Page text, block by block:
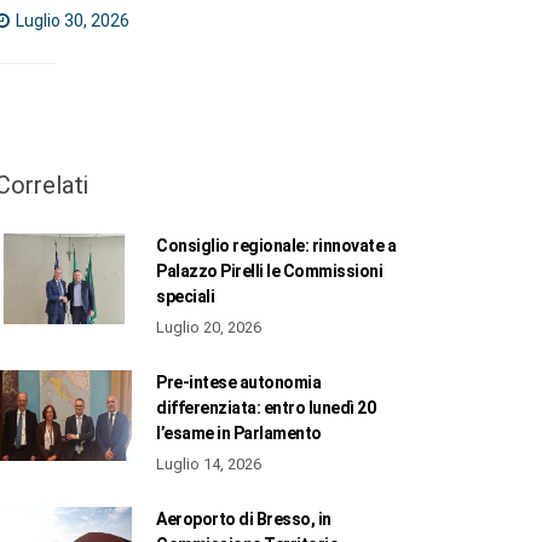
Luglio 30, 2026
Consiglio regionale: rinnovate a
Palazzo Pirelli le Commissioni
speciali
Luglio 20, 2026
Pre-intese autonomia
differenziata: entro lunedì 20
l’esame in Parlamento
Luglio 14, 2026
Aeroporto di Bresso, in